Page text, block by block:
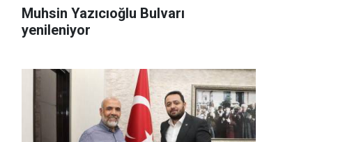
Muhsin Yazıcıoğlu Bulvarı
yenileniyor